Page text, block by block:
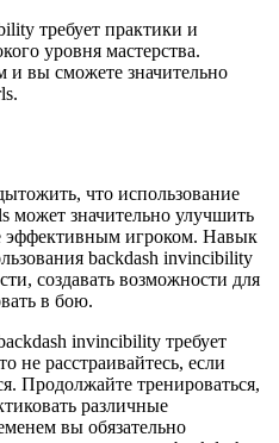
требует практики и
уровня мастерства.
и вы сможете значительно
что использование
может значительно улучшить
эффективным игроком. Навык
backdash invincibility
создавать возможности для
в бою.
invincibility требует
не расстраивайтесь, если
Продолжайте тренироваться,
различные
вы обязательно